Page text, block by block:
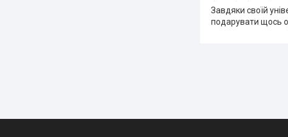
Завдяки своїй
подарувати щось